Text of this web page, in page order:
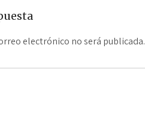
electrónico no será publicada.